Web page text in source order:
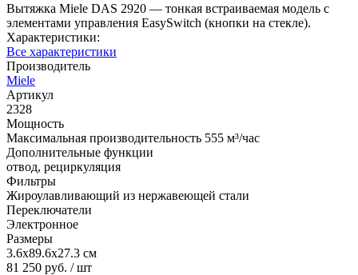
Вытяжка Miele DAS 2920 — тонкая встраиваемая модель с
элементами управления EasySwitch (кнопки на стекле).
Характеристики:
Все характеристики
Производитель
Miele
Артикул
2328
Мощность
Максимальная производительность 555 м³/час
Дополнительные функции
отвод, рециркуляция
Фильтры
Жироулавливающий из нержавеющей стали
Переключатели
Электронное
Размеры
3.6х89.6х27.3 см
81 250 руб. / шт